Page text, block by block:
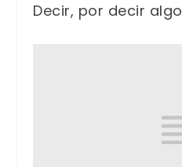
Decir, por decir algo